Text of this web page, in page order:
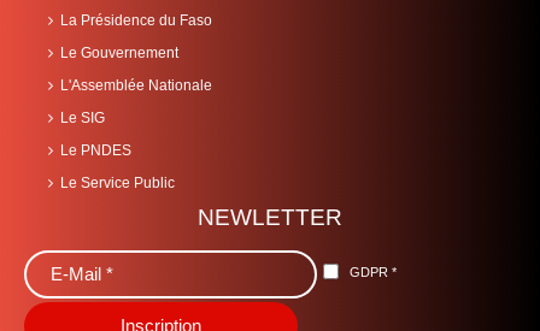
La Présidence du Faso
Le Gouvernement
L'Assemblée Nationale
Le SIG
Le PNDES
Le Service Public
NEWLETTER
GDPR *